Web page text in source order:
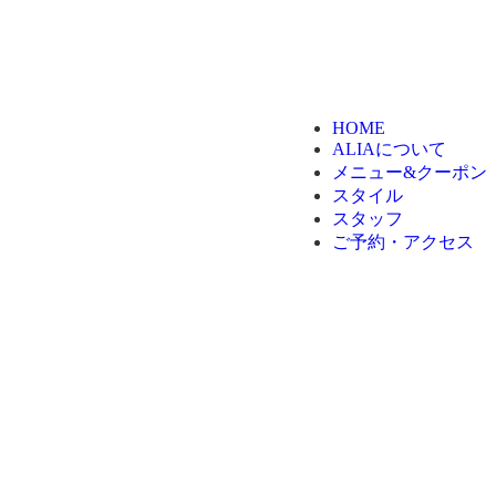
HOME
ALIAについて
メニュー&クーポン
スタイル
スタッフ
ご予約・アクセス